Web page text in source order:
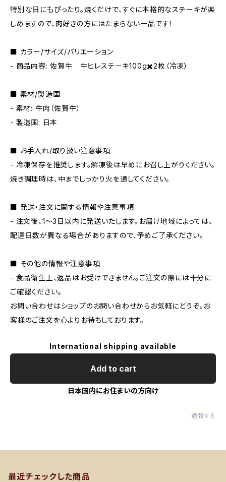
特別な日にもぴったり。焼くだけで、すぐに本格的なステーキが楽
しめますので、肉好きの方にはたまらない一品です！
■ カラー/サイズ/バリエーション
- 商品内容: 佐賀牛 牛ヒレステーキ100g✖️2枚（冷凍）
■ 素材/製造国
- 素材: 牛肉（佐賀牛）
- 製造国: 日本
■ お手入れ/取り扱い注意事項
- 冷凍保存を推奨します。解凍後は早めにお召し上がりください。
焼き調理時は、中までしっかり火を通してください。
■ 発送・注文に関する情報や注意事項
- 注文後、1〜3日以内に発送いたします。お届け地域によっては、
配達日数が異なる場合がありますので、予めご了承ください。
■ その他の情報や注意事項
- 食品衛生上、返品はお受けできません。ご注文の際には十分に
ご確認ください。
お問い合わせはショップのお問い合わせからお気軽にどうぞ。お
客様のご注文を心よりお待ちしております。
International shipping available
Add to cart
日本国内にお住まいの方向け
通報する
最近チェックした商品